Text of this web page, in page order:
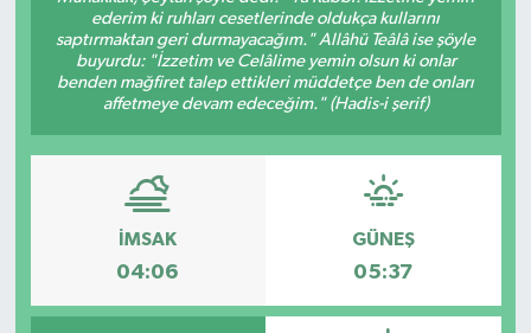
ederim ki ruhları cesetlerinde oldukça kullarını
saptırmaktan geri durmayacağım." Allâhü Teâlâ ise şöyle
buyurdu: "İzzetim ve Celâlime yemin olsun ki onlar
benden mağfiret talep ettikleri müddetçe ben de onları
affetmeye devam edeceğim." (Hadis-i şerif)
İMSAK
04:06
GÜNEŞ
05:37
Gündem
Haberde İnsan
Podcast